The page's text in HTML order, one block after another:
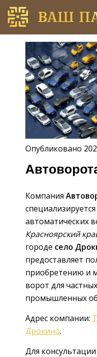
Опубликовано
Компания
автоматических
Красноярский
городе село
предоставляет
приобретению и
ворот для
промышленных
Адрес компании:
Дрокино.
Для